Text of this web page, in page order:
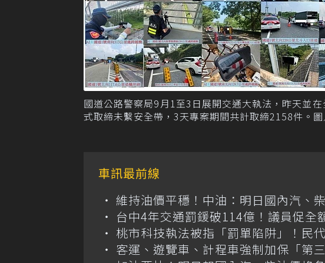
國道公路警察局9月1至3日展開交通大執法，昨天並
式取締未繫安全帶，3天專案期間共計取締2158件。
車訊最前線
維持油價平穩！中油：明日國內汽、
台中4年交通罰鍰破114億！議員促全
桃市科技執法被指「罰單陷阱」！民
客運、遊覽車、計程車強制加保「第